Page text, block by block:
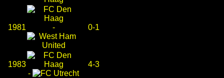
1981 - 0-1
1983
-
4-3